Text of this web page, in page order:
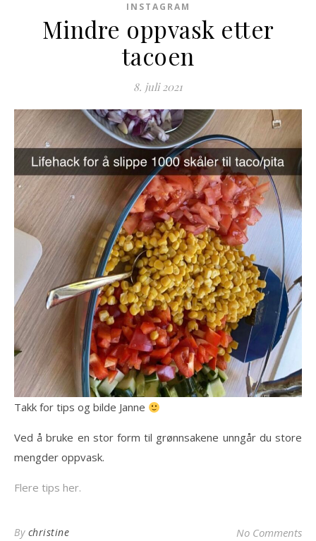
INSTAGRAM
Mindre oppvask etter
tacoen
8. juli 2021
Takk for tips og bilde Janne
Ved å bruke en stor form til grønnsakene unngår du store
mengder oppvask.
Flere tips her.
By christine No Comments